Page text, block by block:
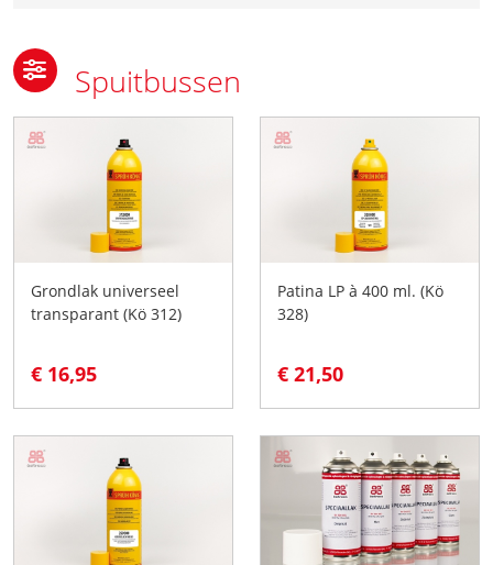
Spuitbussen
Grondlak universeel
transparant (Kö 312)
€ 16,95
Patina LP à 400 ml. (Kö
328)
€ 21,50